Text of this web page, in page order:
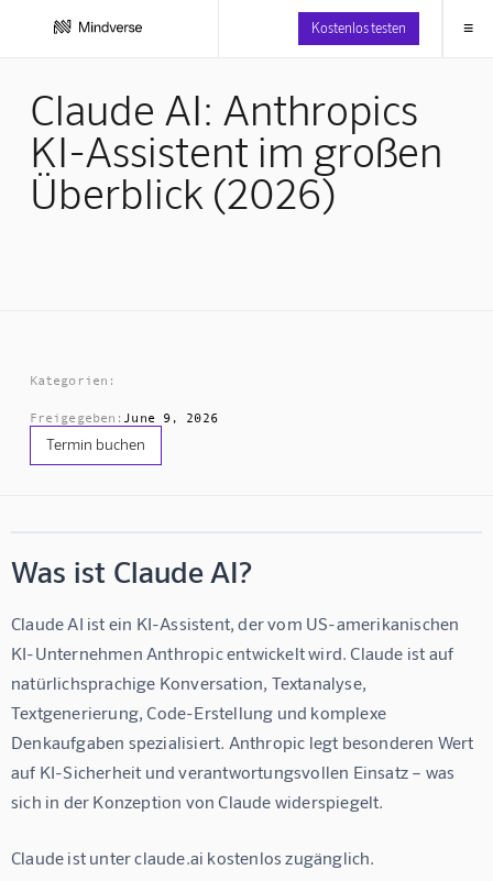
Kostenlos testen ≡
Claude AI: Anthropics
KI-Assistent im großen
Überblick (2026)
Kategorien:
Freigegeben: June 9, 2026
Termin buchen
Was ist Claude AI?
Claude AI ist ein KI-Assistent, der vom US-amerikanischen
KI-Unternehmen Anthropic entwickelt wird. Claude ist auf
natürlichsprachige Konversation, Textanalyse,
Textgenerierung, Code-Erstellung und komplexe
Denkaufgaben spezialisiert. Anthropic legt besonderen Wert
auf KI-Sicherheit und verantwortungsvollen Einsatz – was
sich in der Konzeption von Claude widerspiegelt.
Claude ist unter claude.ai kostenlos zugänglich.